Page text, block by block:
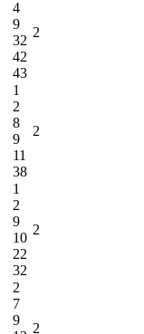
4
9
32
42
43
2
1
2
8
9
11
38
2
1
2
9
10
22
32
2
2
7
9
2